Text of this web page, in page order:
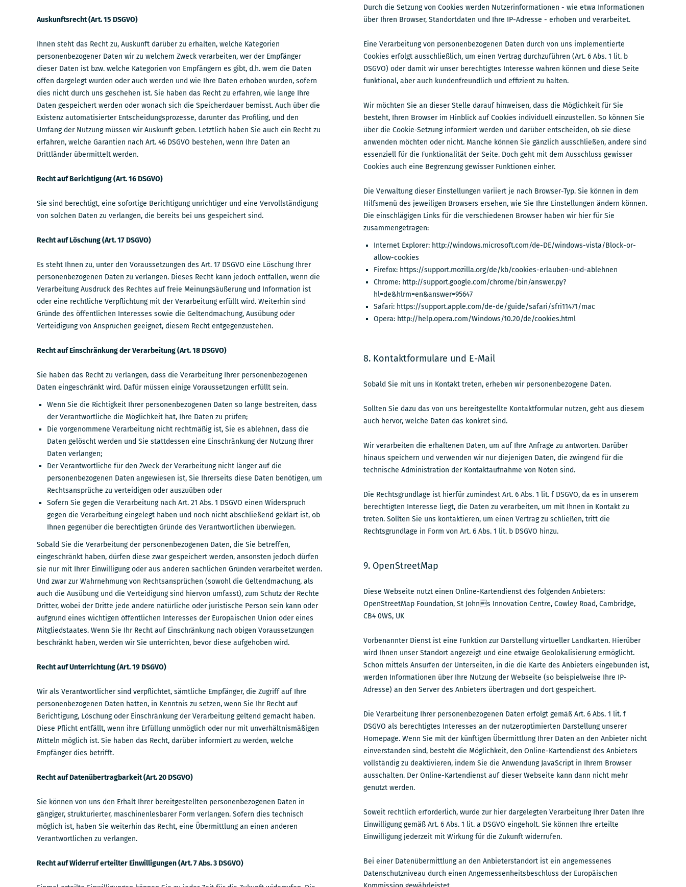
Auskunftsrecht (Art. 15 DSGVO)
Ihnen steht das Recht zu, Auskunft darüber zu erhalten, welche Kategorien
personenbezogener Daten wir zu welchem Zweck verarbeiten, wer der Empfänger
dieser Daten ist bzw. welche Kategorien von Empfängern es gibt, d.h. wem die Daten
offen dargelegt wurden oder auch werden und wie Ihre Daten erhoben wurden, sofern
dies nicht durch uns geschehen ist. Sie haben das Recht zu erfahren, wie lange Ihre
Daten gespeichert werden oder wonach sich die Speicherdauer bemisst. Auch über die
Existenz automatisierter Entscheidungsprozesse, darunter das Profiling, und den
Umfang der Nutzung müssen wir Auskunft geben. Letztlich haben Sie auch ein Recht zu
erfahren, welche Garantien nach Art. 46 DSGVO bestehen, wenn Ihre Daten an
Drittländer übermittelt werden.
Recht auf Berichtigung (Art. 16 DSGVO)
Sie sind berechtigt, eine sofortige Berichtigung unrichtiger und eine Vervollständigung
von solchen Daten zu verlangen, die bereits bei uns gespeichert sind.
Recht auf Löschung (Art. 17 DSGVO)
Es steht Ihnen zu, unter den Voraussetzungen des Art. 17 DSGVO eine Löschung Ihrer
personenbezogenen Daten zu verlangen. Dieses Recht kann jedoch entfallen, wenn die
Verarbeitung Ausdruck des Rechtes auf freie Meinungsäußerung und Information ist
oder eine rechtliche Verpflichtung mit der Verarbeitung erfüllt wird. Weiterhin sind
Gründe des öffentlichen Interesses sowie die Geltendmachung, Ausübung oder
Verteidigung von Ansprüchen geeignet, diesem Recht entgegenzustehen.
Recht auf Einschränkung der Verarbeitung (Art. 18 DSGVO)
Sie haben das Recht zu verlangen, dass die Verarbeitung Ihrer personenbezogenen
Daten eingeschränkt wird. Dafür müssen einige Voraussetzungen erfüllt sein.
Wenn Sie die Richtigkeit Ihrer personenbezogenen Daten so lange bestreiten, dass
der Verantwortliche die Möglichkeit hat, Ihre Daten zu prüfen;
Die vorgenommene Verarbeitung nicht rechtmäßig ist, Sie es ablehnen, dass die
Daten gelöscht werden und Sie stattdessen eine Einschränkung der Nutzung Ihrer
Daten verlangen;
Der Verantwortliche für den Zweck der Verarbeitung nicht länger auf die
personenbezogenen Daten angewiesen ist, Sie Ihrerseits diese Daten benötigen, um
Rechtsansprüche zu verteidigen oder auszuüben oder
Sofern Sie gegen die Verarbeitung nach Art. 21 Abs. 1 DSGVO einen Widerspruch
gegen die Verarbeitung eingelegt haben und noch nicht abschließend geklärt ist, ob
Ihnen gegenüber die berechtigten Gründe des Verantwortlichen überwiegen.
Sobald Sie die Verarbeitung der personenbezogenen Daten, die Sie betreffen,
eingeschränkt haben, dürfen diese zwar gespeichert werden, ansonsten jedoch dürfen
sie nur mit Ihrer Einwilligung oder aus anderen sachlichen Gründen verarbeitet werden.
Und zwar zur Wahrnehmung von Rechtsansprüchen (sowohl die Geltendmachung, als
auch die Ausübung und die Verteidigung sind hiervon umfasst), zum Schutz der Rechte
Dritter, wobei der Dritte jede andere natürliche oder juristische Person sein kann oder
aufgrund eines wichtigen öffentlichen Interesses der Europäischen Union oder eines
Mitgliedstaates. Wenn Sie Ihr Recht auf Einschränkung nach obigen Voraussetzungen
beschränkt haben, werden wir Sie unterrichten, bevor diese aufgehoben wird.
Recht auf Unterrichtung (Art. 19 DSGVO)
Wir als Verantwortlicher sind verpflichtet, sämtliche Empfänger, die Zugriff auf Ihre
personenbezogenen Daten hatten, in Kenntnis zu setzen, wenn Sie Ihr Recht auf
Berichtigung, Löschung oder Einschränkung der Verarbeitung geltend gemacht haben.
Diese Pflicht entfällt, wenn ihre Erfüllung unmöglich oder nur mit unverhältnismäßigen
Mitteln möglich ist. Sie haben das Recht, darüber informiert zu werden, welche
Empfänger dies betrifft.
Recht auf Datenübertragbarkeit (Art. 20 DSGVO)
Sie können von uns den Erhalt Ihrer bereitgestellten personenbezogenen Daten in
gängiger, strukturierter, maschinenlesbarer Form verlangen. Sofern dies technisch
möglich ist, haben Sie weiterhin das Recht, eine Übermittlung an einen anderen
Verantwortlichen zu verlangen.
Recht auf Widerruf erteilter Einwilligungen (Art. 7 Abs. 3 DSGVO)
Durch die Setzung von Cookies werden Nutzerinformationen - wie etwa Informationen
über Ihren Browser, Standortdaten und Ihre IP-Adresse - erhoben und verarbeitet.
Eine Verarbeitung von personenbezogenen Daten durch von uns implementierte
Cookies erfolgt ausschließlich, um einen Vertrag durchzuführen (Art. 6 Abs. 1 lit. b
DSGVO) oder damit wir unser berechtigtes Interesse wahren können und diese Seite
funktional, aber auch kundenfreundlich und effizient zu halten.
Wir möchten Sie an dieser Stelle darauf hinweisen, dass die Möglichkeit für Sie
besteht, Ihren Browser im Hinblick auf Cookies individuell einzustellen. So können Sie
über die Cookie-Setzung informiert werden und darüber entscheiden, ob sie diese
anwenden möchten oder nicht. Manche können Sie gänzlich ausschließen, andere sind
essenziell für die Funktionalität der Seite. Doch geht mit dem Ausschluss gewisser
Cookies auch eine Begrenzung gewisser Funktionen einher.
Die Verwaltung dieser Einstellungen variiert je nach Browser-Typ. Sie können in dem
Hilfsmenü des jeweiligen Browsers ersehen, wie Sie Ihre Einstellungen ändern können.
Die einschlägigen Links für die verschiedenen Browser haben wir hier für Sie
zusammengetragen:
Internet Explorer: http://windows.microsoft.com/de-DE/windows-vista/Block-or-
allow-cookies
Firefox: https://support.mozilla.org/de/kb/cookies-erlauben-und-ablehnen
Chrome: http://support.google.com/chrome/bin/answer.py?
hl=de&hlrm=en&answer=95647
Safari: https://support.apple.com/de-de/guide/safari/sfri11471/mac
Opera: http://help.opera.com/Windows/10.20/de/cookies.html
8. Kontaktformulare und E-Mail
Sobald Sie mit uns in Kontakt treten, erheben wir personenbezogene Daten.
Sollten Sie dazu das von uns bereitgestellte Kontaktformular nutzen, geht aus diesem
auch hervor, welche Daten das konkret sind.
Wir verarbeiten die erhaltenen Daten, um auf Ihre Anfrage zu antworten. Darüber
hinaus speichern und verwenden wir nur diejenigen Daten, die zwingend für die
technische Administration der Kontaktaufnahme von Nöten sind.
Die Rechtsgrundlage ist hierfür zumindest Art. 6 Abs. 1 lit. f DSGVO, da es in unserem
berechtigten Interesse liegt, die Daten zu verarbeiten, um mit Ihnen in Kontakt zu
treten. Sollten Sie uns kontaktieren, um einen Vertrag zu schließen, tritt die
Rechtsgrundlage in Form von Art. 6 Abs. 1 lit. b DSGVO hinzu.
9. OpenStreetMap
Diese Webseite nutzt einen Online-Kartendienst des folgenden Anbieters:
OpenStreetMap Foundation, St Johns Innovation Centre, Cowley Road, Cambridge,
CB4 0WS, UK
Vorbenannter Dienst ist eine Funktion zur Darstellung virtueller Landkarten. Hierüber
wird Ihnen unser Standort angezeigt und eine etwaige Geolokalisierung ermöglicht.
Schon mittels Ansurfen der Unterseiten, in die die Karte des Anbieters eingebunden ist,
werden Informationen über Ihre Nutzung der Webseite (so beispielweise Ihre IP-
Adresse) an den Server des Anbieters übertragen und dort gespeichert.
Die Verarbeitung Ihrer personenbezogenen Daten erfolgt gemäß Art. 6 Abs. 1 lit. f
DSGVO als berechtigtes Interesses an der nutzeroptimierten Darstellung unserer
Homepage. Wenn Sie mit der künftigen Übermittlung Ihrer Daten an den Anbieter nicht
einverstanden sind, besteht die Möglichkeit, den Online-Kartendienst des Anbieters
vollständig zu deaktivieren, indem Sie die Anwendung JavaScript in Ihrem Browser
ausschalten. Der Online-Kartendienst auf dieser Webseite kann dann nicht mehr
genutzt werden.
Soweit rechtlich erforderlich, wurde zur hier dargelegten Verarbeitung Ihrer Daten Ihre
Einwilligung gemäß Art. 6 Abs. 1 lit. a DSGVO eingeholt. Sie können Ihre erteilte
Einwilligung jederzeit mit Wirkung für die Zukunft widerrufen.
Bei einer Datenübermittlung an den Anbieterstandort ist ein angemessenes
Datenschutzniveau durch einen Angemessenheitsbeschluss der Europäischen